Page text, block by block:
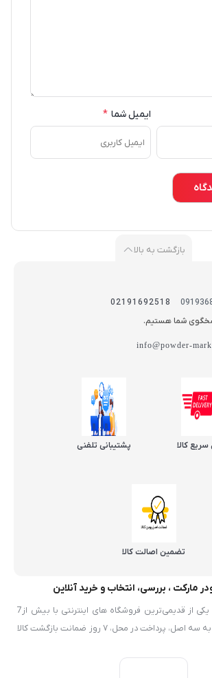
ایمیل شما *
بازگشت به بالا
02191692518
شما هستیم.
info@powder-
سریع کالا پشتیبانی تلفنی
تضمین اصالت کالا
مارکت ، بررسی، انتخاب و خرید آنلاین
پودر مارکت به عنوان یکی از قدیمی‌ترین فروشگاه های اینترنتی با بیش از7
سال تجربه، با پایبندی به سه اصل، پرداخت در محل، ۷ روز ضمانت بازگشت کالا
موفق شده تا همگام با فروشگاه‌های معتبر ايران، به
ایران تبدیل شود. به محض ورود به سایت پودر